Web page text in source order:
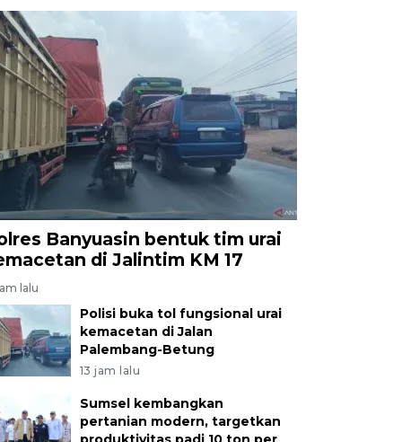
Banyuasin bentuk tim urai
di Jalintim KM 17
lalu
Polisi buka tol fungsional urai
kemacetan di Jalan
Palembang-Betung
13 jam lalu
Sumsel kembangkan
pertanian modern, targetkan